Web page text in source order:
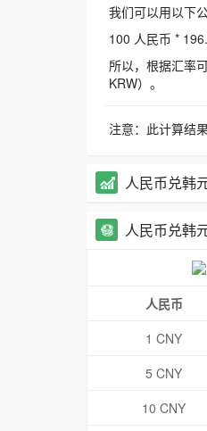
我们可以用以下
100 人民币 *
所以，根据汇率
KRW）。
注意：此计算结
人民币兑韩
人民币兑韩
人民币
1 CNY
5 CNY
10 CNY